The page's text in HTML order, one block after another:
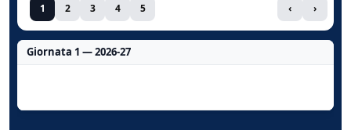
1 2 3 4 5 ‹ ›
Giornata 1 — 2026-27